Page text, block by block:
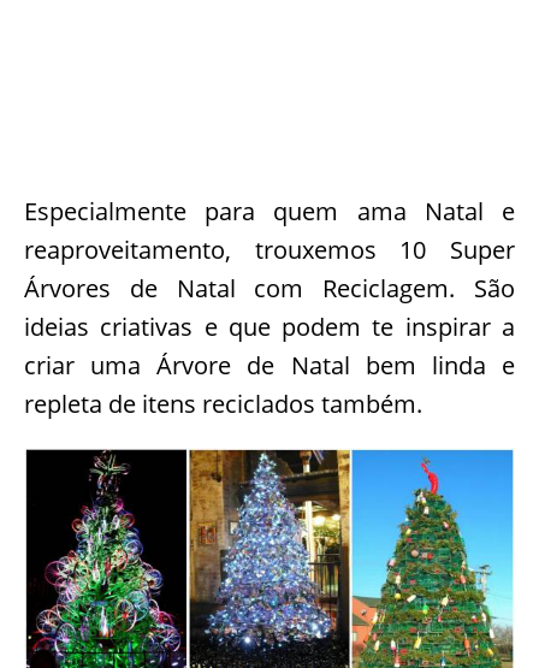
Especialmente para quem ama Natal e
reaproveitamento, trouxemos 10 Super
Árvores de Natal com Reciclagem. São
ideias criativas e que podem te inspirar a
criar uma Árvore de Natal bem linda e
repleta de itens reciclados também.